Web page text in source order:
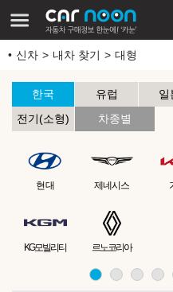
신차 내차 찾기 대형
한국 유럽 일
전기(소형)
차종별
현대 제네시스
KG모빌리티 르노코리아